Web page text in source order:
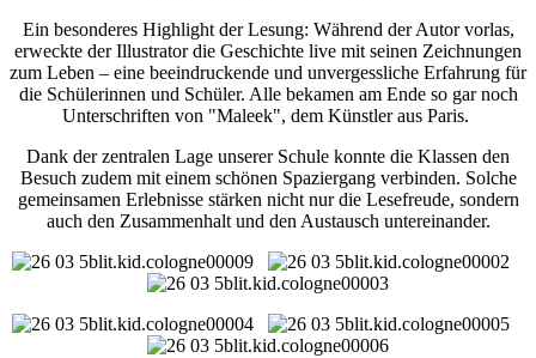
Ein besonderes Highlight der Lesung: Während der Autor vorlas,
erweckte der Illustrator die Geschichte live mit seinen Zeichnungen
zum Leben – eine beeindruckende und unvergessliche Erfahrung für
die Schülerinnen und Schüler. Alle bekamen am Ende so gar noch
Unterschriften von "Maleek", dem Künstler aus Paris.
Dank der zentralen Lage unserer Schule konnte die Klassen den
Besuch zudem mit einem schönen Spaziergang verbinden. Solche
gemeinsamen Erlebnisse stärken nicht nur die Lesefreude, sondern
auch den Zusammenhalt und den Austausch untereinander.